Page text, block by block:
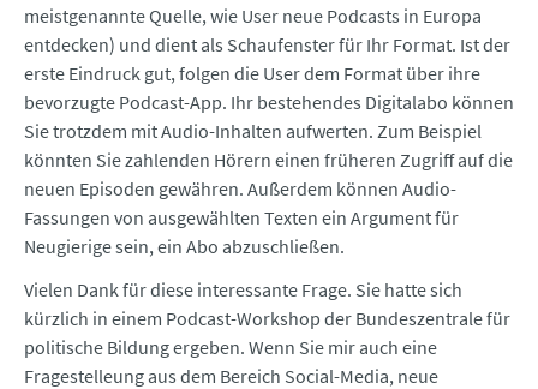
meistgenannte Quelle, wie User neue Podcasts in Europa
entdecken) und dient als Schaufenster für Ihr Format. Ist der
erste Eindruck gut, folgen die User dem Format über ihre
bevorzugte Podcast-App. Ihr bestehendes Digitalabo können
Sie trotzdem mit Audio-Inhalten aufwerten. Zum Beispiel
könnten Sie zahlenden Hörern einen früheren Zugriff auf die
neuen Episoden gewähren. Außerdem können Audio-
Fassungen von ausgewählten Texten ein Argument für
Neugierige sein, ein Abo abzuschließen.
Vielen Dank für diese interessante Frage. Sie hatte sich
kürzlich in einem Podcast-Workshop der Bundeszentrale für
politische Bildung ergeben. Wenn Sie mir auch eine
Fragestelleung aus dem Bereich Social-Media, neue